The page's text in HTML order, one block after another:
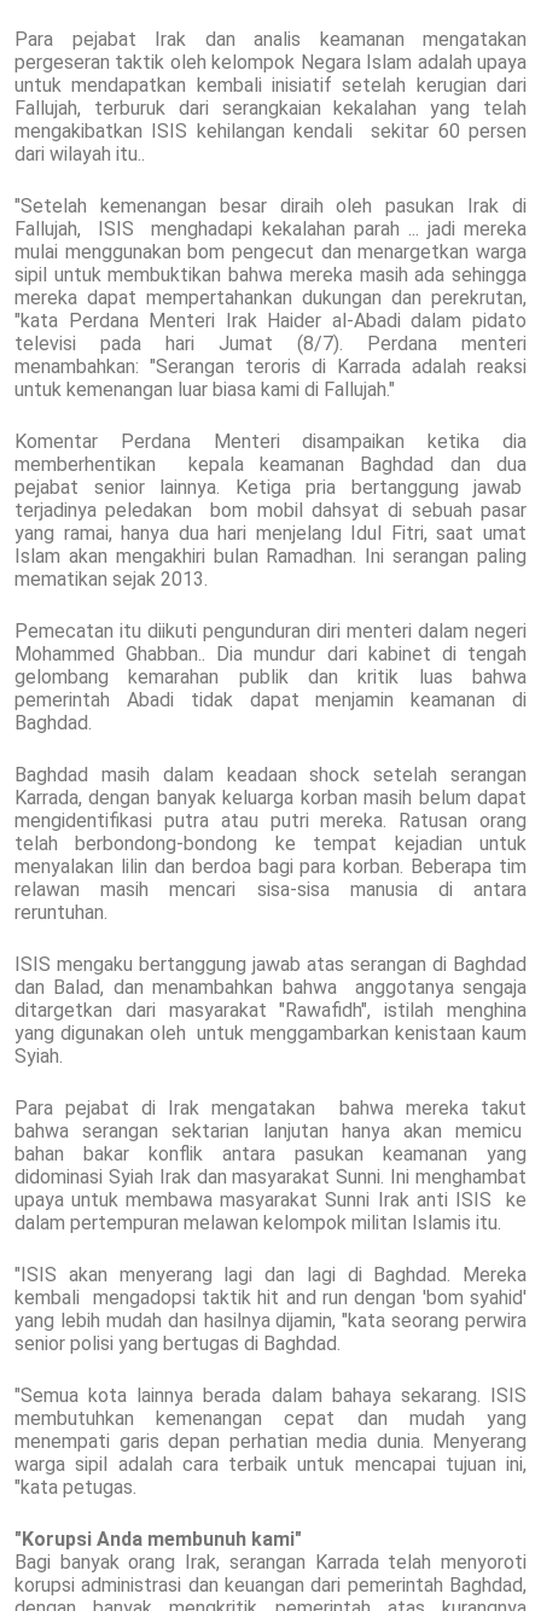
Para pejabat Irak dan analis keamanan mengatakan
pergeseran taktik oleh kelompok Negara Islam adalah upaya
untuk mendapatkan kembali inisiatif setelah kerugian dari
Fallujah, terburuk dari serangkaian kekalahan yang telah
mengakibatkan ISIS kehilangan kendali sekitar 60 persen
dari wilayah itu..
"Setelah kemenangan besar diraih oleh pasukan Irak di
Fallujah, ISIS menghadapi kekalahan parah ... jadi mereka
mulai menggunakan bom pengecut dan menargetkan warga
sipil untuk membuktikan bahwa mereka masih ada sehingga
mereka dapat mempertahankan dukungan dan perekrutan,
"kata Perdana Menteri Irak Haider al-Abadi dalam pidato
televisi pada hari Jumat (8/7). Perdana menteri
menambahkan: "Serangan teroris di Karrada adalah reaksi
untuk kemenangan luar biasa kami di Fallujah."
Komentar Perdana Menteri disampaikan ketika dia
memberhentikan kepala keamanan Baghdad dan dua
pejabat senior lainnya. Ketiga pria bertanggung jawab
terjadinya peledakan bom mobil dahsyat di sebuah pasar
yang ramai, hanya dua hari menjelang Idul Fitri, saat umat
Islam akan mengakhiri bulan Ramadhan. Ini serangan paling
mematikan sejak 2013.
Pemecatan itu diikuti pengunduran diri menteri dalam negeri
Mohammed Ghabban.. Dia mundur dari kabinet di tengah
gelombang kemarahan publik dan kritik luas bahwa
pemerintah Abadi tidak dapat menjamin keamanan di
Baghdad.
Baghdad masih dalam keadaan shock setelah serangan
Karrada, dengan banyak keluarga korban masih belum dapat
mengidentifikasi putra atau putri mereka. Ratusan orang
telah berbondong-bondong ke tempat kejadian untuk
menyalakan lilin dan berdoa bagi para korban. Beberapa tim
relawan masih mencari sisa-sisa manusia di antara
reruntuhan.
ISIS mengaku bertanggung jawab atas serangan di Baghdad
dan Balad, dan menambahkan bahwa anggotanya sengaja
ditargetkan dari masyarakat "Rawafidh", istilah menghina
yang digunakan oleh untuk menggambarkan kenistaan kaum
Syiah.
Para pejabat di Irak mengatakan bahwa mereka takut
bahwa serangan sektarian lanjutan hanya akan memicu
bahan bakar konflik antara pasukan keamanan yang
didominasi Syiah Irak dan masyarakat Sunni. Ini menghambat
upaya untuk membawa masyarakat Sunni Irak anti ISIS ke
dalam pertempuran melawan kelompok militan Islamis itu.
"ISIS akan menyerang lagi dan lagi di Baghdad. Mereka
kembali mengadopsi taktik hit and run dengan 'bom syahid'
yang lebih mudah dan hasilnya dijamin, "kata seorang perwira
senior polisi yang bertugas di Baghdad.
"Semua kota lainnya berada dalam bahaya sekarang. ISIS
membutuhkan kemenangan cepat dan mudah yang
menempati garis depan perhatian media dunia. Menyerang
warga sipil adalah cara terbaik untuk mencapai tujuan ini,
"kata petugas.
"Korupsi Anda membunuh kami"
Bagi banyak orang Irak, serangan Karrada telah menyoroti
korupsi administrasi dan keuangan dari pemerintah Baghdad,